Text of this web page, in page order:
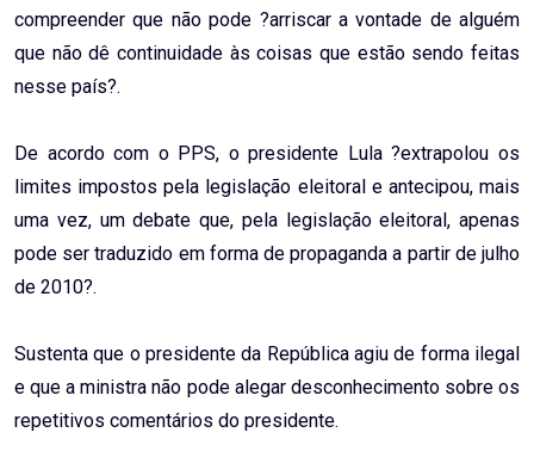
compreender que não pode ?arriscar a vontade de alguém
que não dê continuidade às coisas que estão sendo feitas
nesse país?.
De acordo com o PPS, o presidente Lula ?extrapolou os
limites impostos pela legislação eleitoral e antecipou, mais
uma vez, um debate que, pela legislação eleitoral, apenas
pode ser traduzido em forma de propaganda a partir de julho
de 2010?.
Sustenta que o presidente da República agiu de forma ilegal
e que a ministra não pode alegar desconhecimento sobre os
repetitivos comentários do presidente.